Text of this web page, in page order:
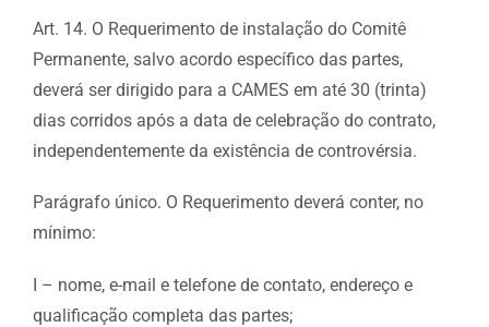
Art. 14. O Requerimento de instalação do Comitê
Permanente, salvo acordo específico das partes,
deverá ser dirigido para a CAMES em até 30 (trinta)
dias corridos após a data de celebração do contrato,
independentemente da existência de controvérsia.
Parágrafo único. O Requerimento deverá conter, no
mínimo:
I – nome, e-mail e telefone de contato, endereço e
qualificação completa das partes;